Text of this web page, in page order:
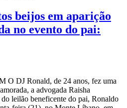
beijos em aparição
no evento do pai:
O DJ Ronald, de 24 anos, fez uma
a advogada Raisha
leilão beneficente do pai, Ronaldo